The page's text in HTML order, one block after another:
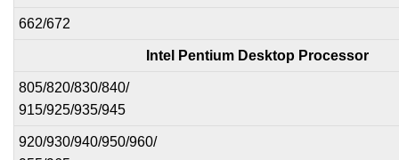
662/672
Intel Pentium Desktop Processor
805/820/830/840/
915/925/935/945
920/930/940/950/960/